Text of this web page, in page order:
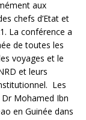
aux
chefs d’Etat et
La conférence a
de toutes les
voyages et le
et leurs
Les
Mohamed Ibn
en Guinée dans